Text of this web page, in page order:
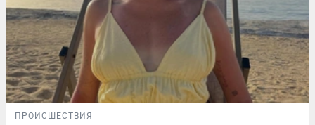
ПРОИСШЕСТВИЯ